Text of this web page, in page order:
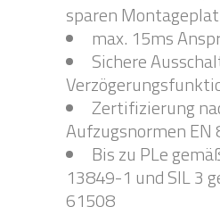
sparen
max. 15ms
Sichere
Zertifizierung
Aufzugsnormen EN
Bis zu PLe
13849-1 und SIL 3
61508